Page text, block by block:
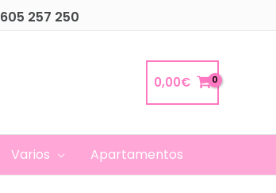
605 257 250
0,00€
Varios Apartamentos